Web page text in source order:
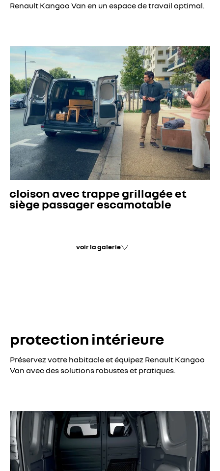
Renault Kangoo Van en un espace de travail optimal.
cloison avec trappe grillagée et
siège passager escamotable
voir la galerie
protection intérieure
Préservez votre habitacle et équipez Renault Kangoo
Van avec des solutions robustes et pratiques.